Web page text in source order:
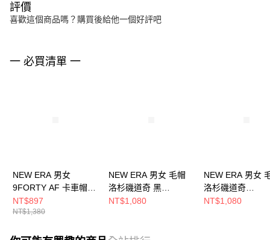
評價
喜歡這個商品嗎？購買後給他一個好評吧
一 必買清單 一
NEW ERA 男女
9FORTY AF 卡車帽
STREET CULTURE 洛
杉磯國王 黑
NT$897
NT$1,380
NEW ERA 男女 毛帽
洛杉磯道奇 黑
NE70730186
NT$1,080
NEW ERA 男女
洛杉磯道奇
NE70730187
NT$1,080